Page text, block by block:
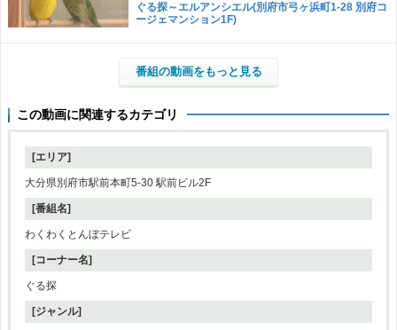
ぐる探～エルアンシエル(別府市弓ヶ浜町1-28 別府コ
ージェマンション1F)
番組の動画をもっと見る
この動画に関連するカテゴリ
[エリア]
大分県別府市駅前本町5-30 駅前ビル2F
[番組名]
わくわくとんぼテレビ
[コーナー名]
ぐる探
[ジャンル]